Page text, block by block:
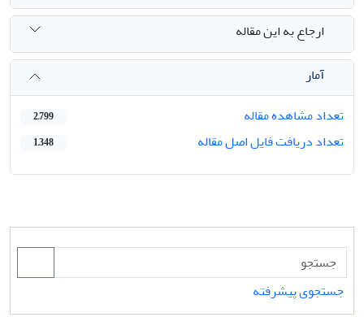
ارجاع به این مقاله
آمار
تعداد مشاهده مقاله
2,799
تعداد دریافت فایل اصل مقاله 1,348
جستجوی پیشرفته